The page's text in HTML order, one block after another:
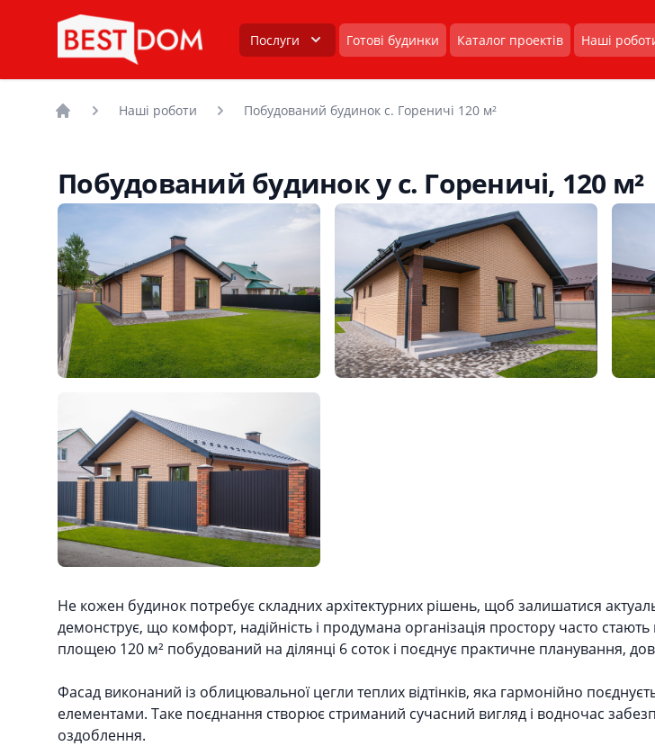
Послуги Готові будинки Каталог проектів Наші
Наші роботи Побудований будинок с. Гореничі 120 м²
Побудований будинок у с. Гореничі, 120 м²
Не кожен будинок потребує складних архітектурних рішень, щоб залишатися
демонструє, що комфорт, надійність і продумана організація простору часто
площею 120 м² побудований на ділянці 6 соток і поєднує практичне планування,
Фасад виконаний із облицювальної цегли теплих відтінків, яка гармонійно
елементами. Таке поєднання створює стриманий сучасний вигляд і водночас
оздоблення.